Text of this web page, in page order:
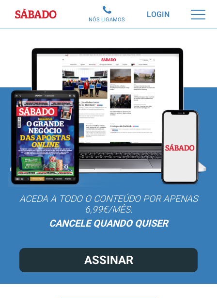
Sábado LOGIN
NÓS LIGAMOS
ACEDA A TODO O CONTEÚDO POR APENAS
6,99€/MÊS.
CANCELE QUANDO QUISER
ASSINAR